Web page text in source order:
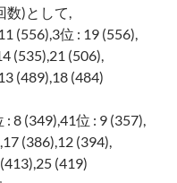
数)として,
(556),3位 : 19 (556),
(535),21 (506),
(489),18 (484)
: 8 (349),41位 : 9 (357),
(386),12 (394),
(419)